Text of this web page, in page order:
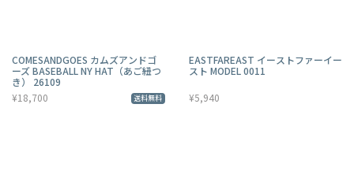
COMESANDGOES カムズアンドゴ
ーズ BASEBALL NY HAT（あご紐つ
き） 26109
¥18,700
送料無料
EASTFAREAST イーストファーイー
スト MODEL 0011
¥5,940